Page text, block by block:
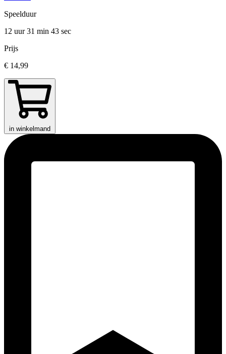
Speelduur
12 uur 31 min 43 sec
Prijs
€ 14,99
in winkelmand